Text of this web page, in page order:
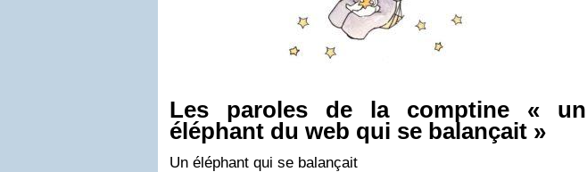
Les paroles de la comptine « un
éléphant du web qui se balançait »
Un éléphant qui se balançait